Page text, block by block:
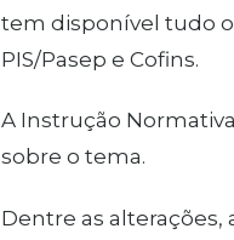
tem disponível tudo
PIS/Pasep e Cofins.
A Instrução Normativa
sobre o tema.
Dentre as alterações,